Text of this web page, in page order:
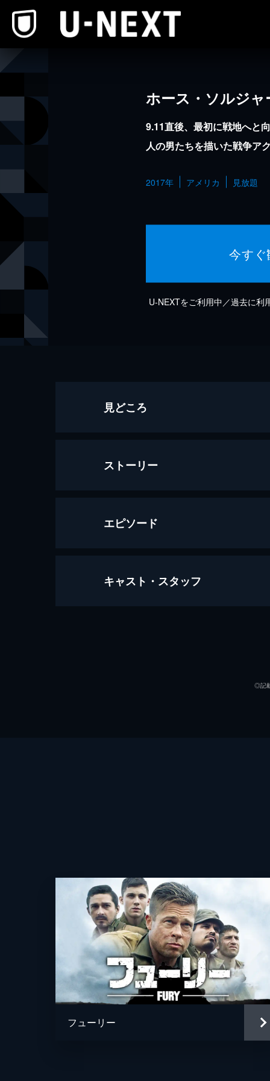
ホース・ソルジャ
9.11直後、最初に戦地へと
人の男たちを描いた戦争ア
2017年 アメリカ 見放題
今す
U-NEXTをご利用中／過去に利
見どころ
ストーリー
エピソード
ホース・ソルジャー
キャスト・スタッフ
監督
脚本
◎記
フューリー